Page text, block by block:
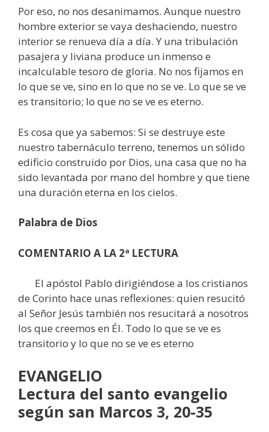
Por eso, no nos desanimamos. Aunque nuestro
hombre exterior se vaya deshaciendo, nuestro
interior se renueva día a día. Y una tribulación
pasajera y liviana produce un inmenso e
incalculable tesoro de gloria. No nos fijamos en
lo que se ve, sino en lo que no se ve. Lo que se ve
es transitorio; lo que no se ve es eterno.
Es cosa que ya sabemos: Si se destruye este
nuestro tabernáculo terreno, tenemos un sólido
edificio construido por Dios, una casa que no ha
sido levantada por mano del hombre y que tiene
una duración eterna en los cielos.
Palabra de Dios
COMENTARIO A LA 2ª LECTURA
El apóstol Pablo dirigiéndose a los cristianos
de Corinto hace unas reflexiones: quien resucitó
al Señor Jesús también nos resucitará a nosotros
los que creemos en Él. Todo lo que se ve es
transitorio y lo que no se ve es eterno
EVANGELIO
Lectura del santo evangelio
según san Marcos 3, 20-35